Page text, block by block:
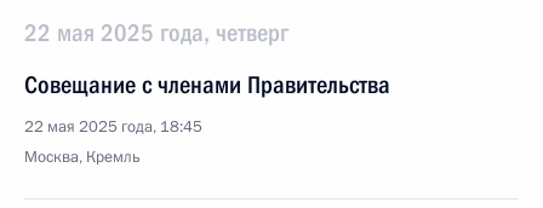
22 мая 2025 года, четверг
Совещание с членами Правительства
22 мая 2025 года, 18:45
Москва, Кремль